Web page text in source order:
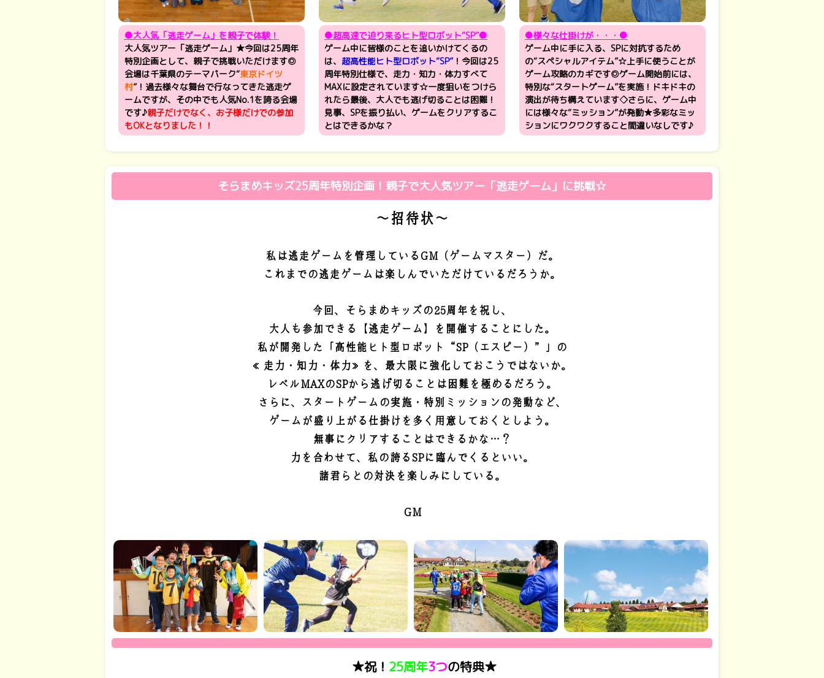
●大人気「逃走ゲーム」を親子で体験！
大人気ツアー「逃走ゲーム」★今回は25周年
特別企画として、親子で挑戦いただけます◎
会場は千葉県のテーマパーク“東京ドイツ
村”！過去様々な舞台で行なってきた逃走ゲ
ームですが、その中でも人気No.1を誇る会場
です♪親子だけでなく、お子様だけでの参加
もOKとなりました！！
●超高速で迫り来るヒト型ロボット“SP”●
ゲーム中に皆様のことを追いかけてくるの
は、 超高性能ヒト型ロボット“SP” ！今回は25
周年特別仕様で、走力・知力・体力すべて
MAXに設定されています☆一度狙いをつけら
れたら最後、 大人でも逃げ切ることは困難！
見事、SPを振り払い、ゲームをクリアするこ
とはできるかな？
●様々な仕掛けが・・・●
ゲーム中に手に入る、SPに対抗するため
の“スペシャルアイテム”☆上手に使うことが
ゲーム攻略のカギです◎ゲーム開始前には、
特別な“スタートゲーム”を実施！ドキドキの
演出が待ち構えています◇さらに、ゲーム中
には様々な“ミッション”が発動★多彩なミッ
ションにワクワクすること間違いなしです♪
そらまめキッズ25周年特別企画！親子で大人気ツアー「逃走ゲーム」に挑戦☆
～招待状～
私は逃走ゲームを管理しているGM（ゲームマスター）だ。
これまでの逃走ゲームは楽しんでいただけているだろうか。
今回、そらまめキッズの25周年を祝し、
大人も参加できる【逃走ゲーム】を開催することにした。
私が開発した「高性能ヒト型ロボット“SP（エスピー）”」の
≪走力・知力・体力≫を、最大限に強化しておこうではないか。
レベルMAXのSPから逃げ切ることは困難を極めるだろう。
さらに、スタートゲームの実施・特別ミッションの発動など、
ゲームが盛り上がる仕掛けを多く用意しておくとしよう。
無事にクリアすることはできるかな…？
力を合わせて、私の誇るSPに臨んでくるといい。
諸君らとの対決を楽しみにしている。
GM
★祝！ 25周年3つの特典★